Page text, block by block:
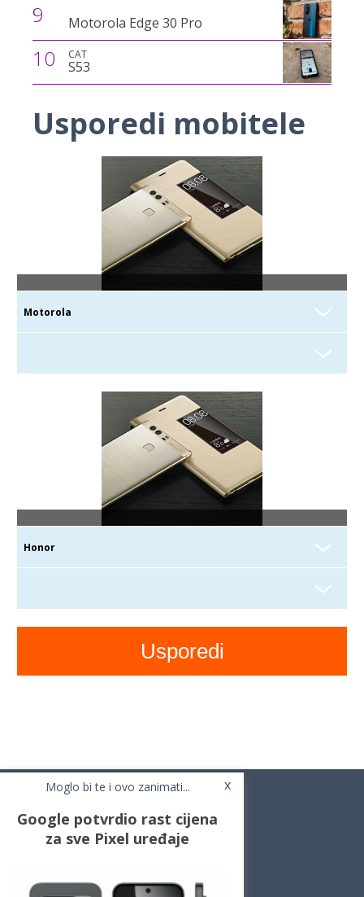
9 Motorola Edge 30 Pro
10 CAT
S53
Usporedi mobitele
Moglo bi te i ovo zanimati... x
Google potvrdio rast cijena
za sve Pixel uređaje